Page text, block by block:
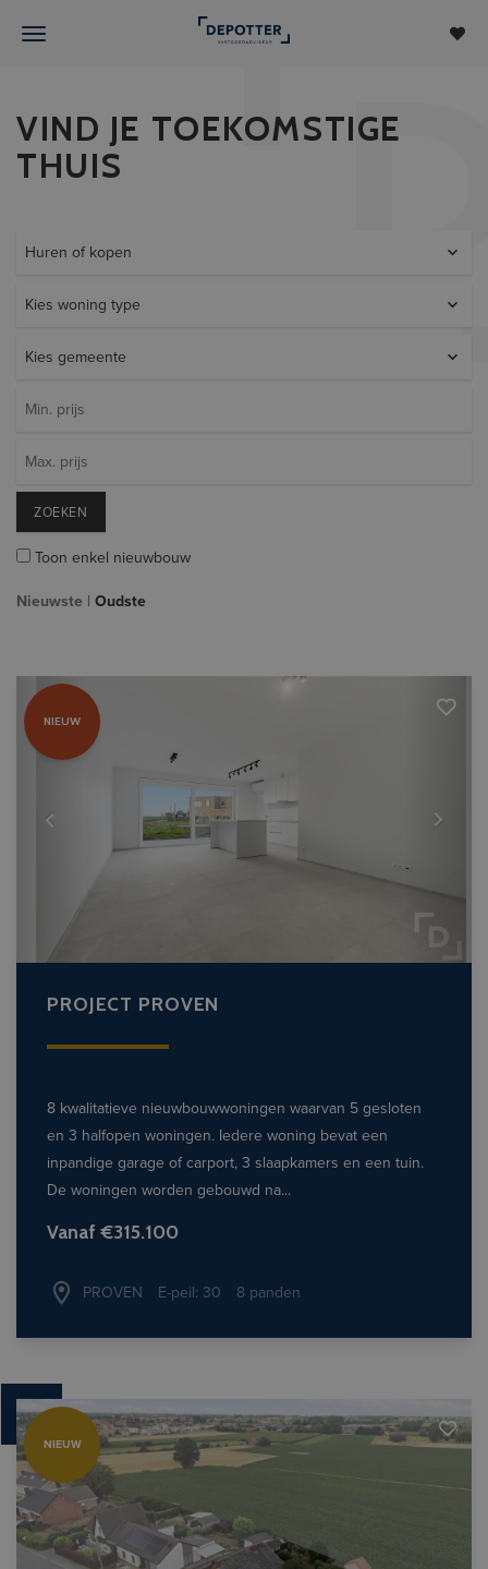
VIND JE TOEKOMSTIGE
THUIS
Huren of kopen
Kies woning type
Kies gemeente
ZOEKEN
Toon enkel nieuwbouw
Nieuwste | Oudste
NIEUW
Previous Next
PROJECT PROVEN
8 kwalitatieve nieuwbouwwoningen waarvan 5 gesloten
en 3 halfopen woningen. Iedere woning bevat een
inpandige garage of carport, 3 slaapkamers en een tuin.
De woningen worden gebouwd na...
Vanaf €315.100
PROVEN E-peil: 30 8 panden
NIEUW